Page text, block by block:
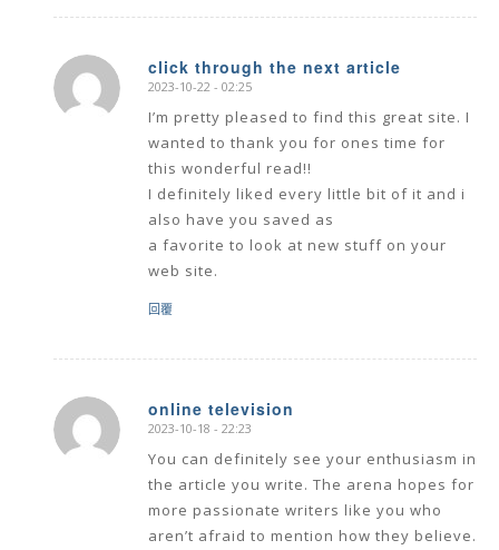
click through the next article
says:
2023-10-22 - 02:25
I’m pretty pleased to find this great site. I
wanted to thank you for ones time for
this wonderful read!!
I definitely liked every little bit of it and i
also have you saved as
a favorite to look at new stuff on your
web site.
回覆
online television
says:
2023-10-18 - 22:23
You can definitely see your enthusiasm in
the article you write. The arena hopes for
more passionate writers like you who
aren’t afraid to mention how they believe.